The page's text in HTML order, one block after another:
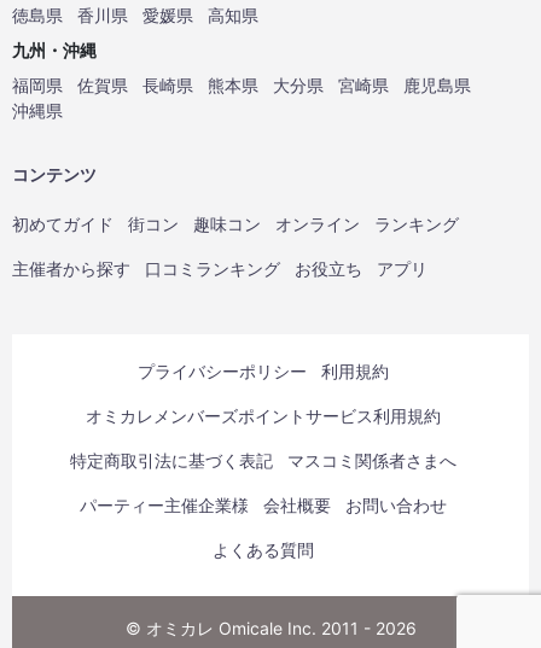
徳島県
香川県 愛媛県
高知県
九州・沖縄
福岡県
佐賀県 長崎県 熊本県 大分県 宮崎県
鹿児島県
沖縄県
コンテンツ
初めてガイド 街コン 趣味コン オンライン ランキング
主催者から探す 口コミランキング お役立ち アプリ
プライバシーポリシー 利用規約
オミカレメンバーズポイントサービス利用規約
特定商取引法に基づく表記 マスコミ関係者さまへ
パーティー主催企業様 会社概要 お問い合わせ
よくある質問
© オミカレ Omicale Inc. 2011 - 2026